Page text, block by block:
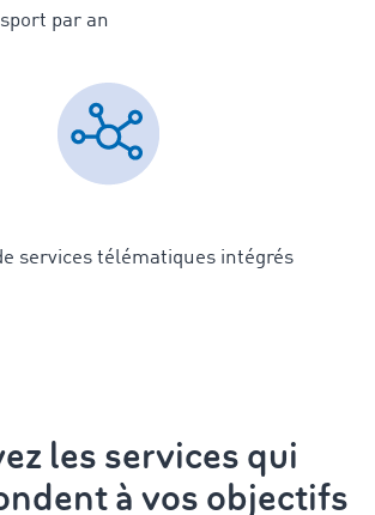
par an
services télématiques intégrés
les services qui
à vos objectifs